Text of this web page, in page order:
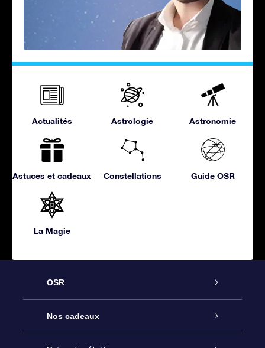
Actualités Astrologie Astronomie
Astuces et cadeaux Constellations Guide OSR
La Magie
OSR
Service
Nos cadeaux